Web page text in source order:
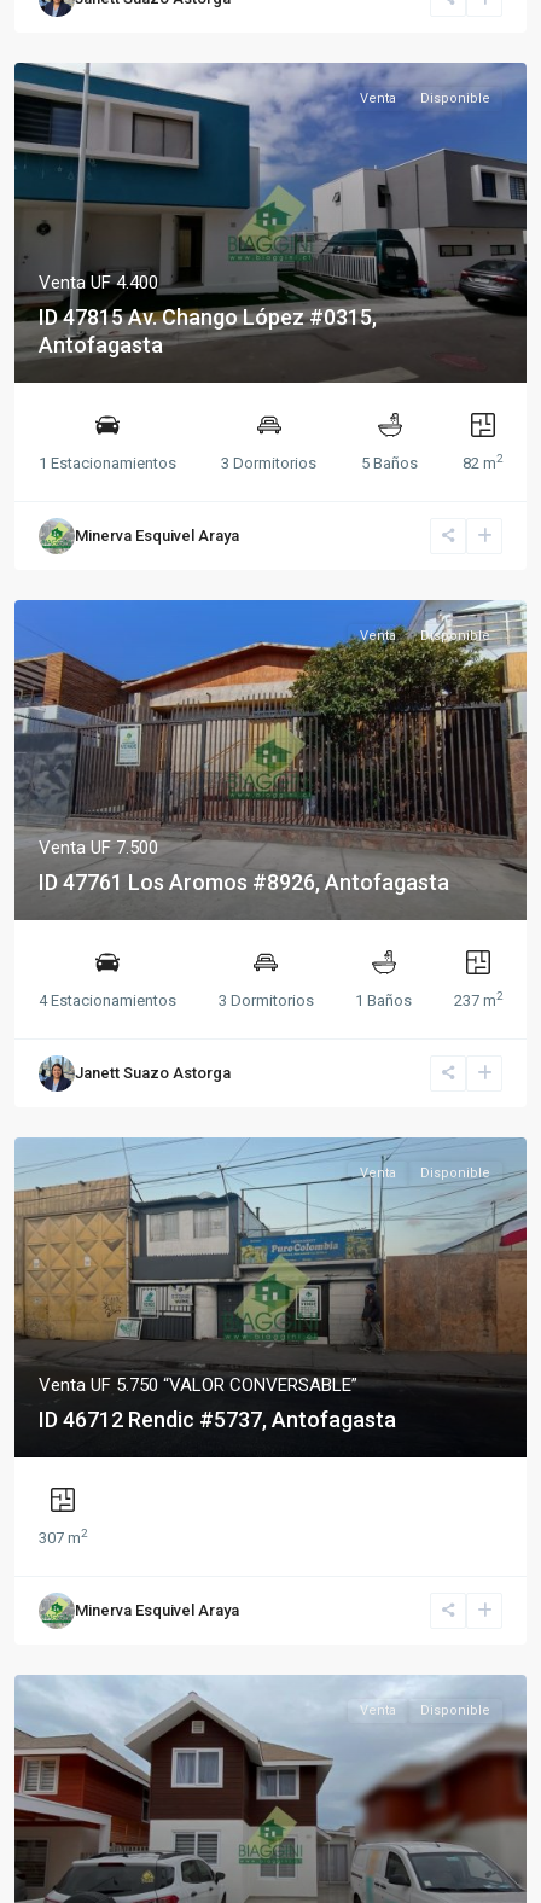
Venta Disponible
Venta UF 4.400
ID 47815 Av. Chango López #0315,
Antofagasta
1 Estacionamientos 3 Dormitorios 5 Baños 82 m2
Minerva Esquivel Araya
Venta Disponible
Venta UF 7.500
ID 47761 Los Aromos #8926, Antofagasta
4 Estacionamientos 3 Dormitorios 1 Baños 237 m2
Janett Suazo Astorga
Venta Disponible
Venta UF 5.750 “VALOR CONVERSABLE”
ID 46712 Rendic #5737, Antofagasta
307 m2
Minerva Esquivel Araya
Venta Disponible